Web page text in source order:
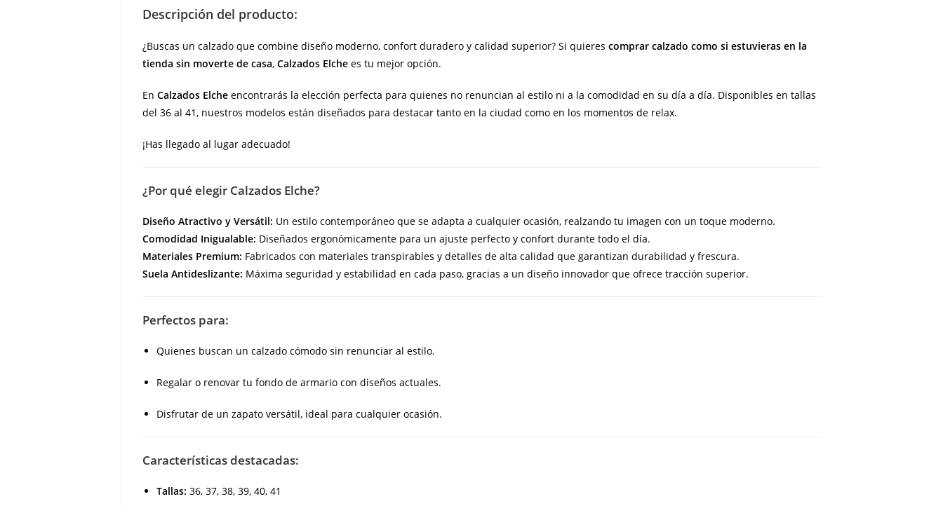
Descripción del producto:
¿Buscas un calzado que combine diseño moderno, confort duradero y calidad superior? Si quieres comprar calzado como si estuvieras en la
tienda sin moverte de casa, Calzados Elche es tu mejor opción.
En Calzados Elche encontrarás la elección perfecta para quienes no renuncian al estilo ni a la comodidad en su día a día. Disponibles en tallas
del 36 al 41, nuestros modelos están diseñados para destacar tanto en la ciudad como en los momentos de relax.
¡Has llegado al lugar adecuado!
¿Por qué elegir Calzados Elche?
Diseño Atractivo y Versátil: Un estilo contemporáneo que se adapta a cualquier ocasión, realzando tu imagen con un toque moderno.
Comodidad Inigualable: Diseñados ergonómicamente para un ajuste perfecto y confort durante todo el día.
Materiales Premium: Fabricados con materiales transpirables y detalles de alta calidad que garantizan durabilidad y frescura.
Suela Antideslizante: Máxima seguridad y estabilidad en cada paso, gracias a un diseño innovador que ofrece tracción superior.
Perfectos para:
Quienes buscan un calzado cómodo sin renunciar al estilo.
Regalar o renovar tu fondo de armario con diseños actuales.
Disfrutar de un zapato versátil, ideal para cualquier ocasión.
Características destacadas:
Tallas: 36, 37, 38, 39, 40, 41